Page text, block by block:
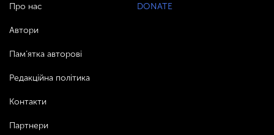
Про нас
Автори
Пам’ятка авторові
Редакційна політика
Контакти
Партнери
DONATE